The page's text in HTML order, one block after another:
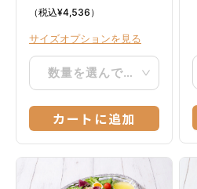
（税込¥4,536 ）
サイズオプションを見る
数量を選んでください
カートに追加